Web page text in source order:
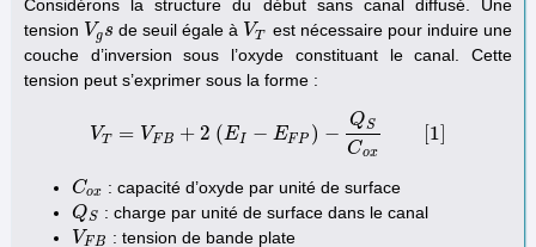
Considérons la structure du début sans canal diffusé. Une
tension Vgs
Vgs de seuil égale à VT
VT est nécessaire pour induire une
couche d’inversion sous l’oxyde constituant le canal. Cette
tension peut s’exprimer sous la forme :
VT = VFB + 2 (EI − EFP ) −
QS
Cox
1
VT= VFB +2 (E I−EFP)−QSCox[1
Cox
Cox : capacité d’oxyde par unité de surface
QS
QS : charge par unité de surface dans le canal
VFB
VFB : tension de bande plate